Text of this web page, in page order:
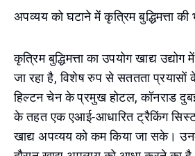
अपव्यय को घटाने में कृत्रिम बुद्धिमत्ता की
कृत्रिम बुद्धिमत्ता का उपयोग खाद्य
जा रहा है, विशेष रुप से सततता
हिल्टन चेन के प्रमुख होटल, कॉनराड
के तहत एक एआई-आधारित ट्रैकिंग
खाद्य अपव्यय को कम किया जा सके।